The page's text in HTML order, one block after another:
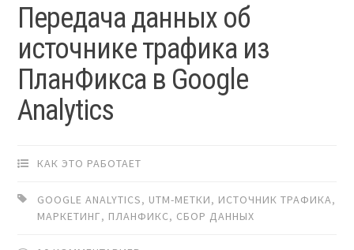
Передача данных об
источнике трафика из
ПланФикса в Google
Analytics
КАК ЭТО РАБОТАЕТ
GOOGLE ANALYTICS, UTM-МЕТКИ, ИСТОЧНИК ТРАФИКА,
МАРКЕТИНГ, ПЛАНФИКС, СБОР ДАННЫХ